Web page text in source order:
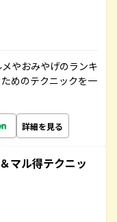
やおみやげのランキ
めのテクニックを一
詳細を見る
マル得テクニッ